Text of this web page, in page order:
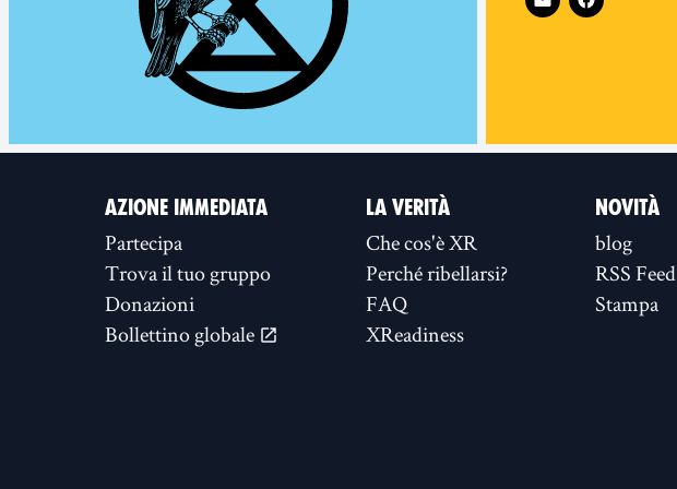
AZIONE IMMEDIATA
Partecipa
Trova il tuo gruppo
Donazioni
Bollettino globale
LA VERITÀ
Che cos'è XR
Perché ribellarsi?
FAQ
XReadiness
NOVITÀ
blog
RSS Feed
Stampa